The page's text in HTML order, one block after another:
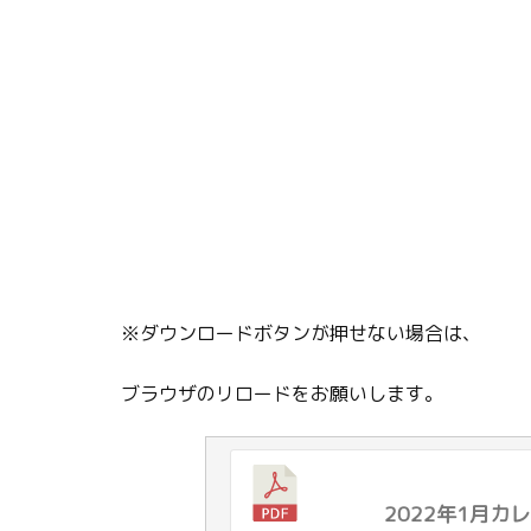
※ダウンロードボタンが押せない場合は、
ブラウザのリロードをお願いします。
2022年1月カ